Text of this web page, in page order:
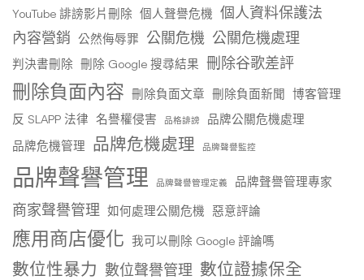
YouTube 誹謗影片刪除 個人聲譽危機 個人資料保護法
內容營銷 公然侮辱罪 公關危機 公關危機處理
判決書刪除 刪除 Google 搜尋結果 刪除谷歌差評
刪除負面內容 刪除負面文章 刪除負面新聞 博客管理
反 SLAPP 法律 名譽權侵害 品格誹謗
品牌公關危機處理
品牌危機管理 品牌危機處理 品牌聲譽監控
品牌聲譽管理 品牌聲譽管理定義 品牌聲譽管理專家
商家聲譽管理 如何處理公關危機 惡意評論
應用商店優化 我可以刪除 Google 評論嗎
數位性暴力 數位聲譽管理 數位證據保全